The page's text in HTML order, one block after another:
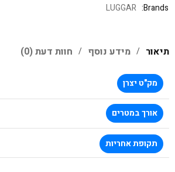
Brands:
LUGGAR
תיאור מידע נוסף חוות דעת (0)
מק"ט יצרן
אורך במטרים
תקופת אחריות